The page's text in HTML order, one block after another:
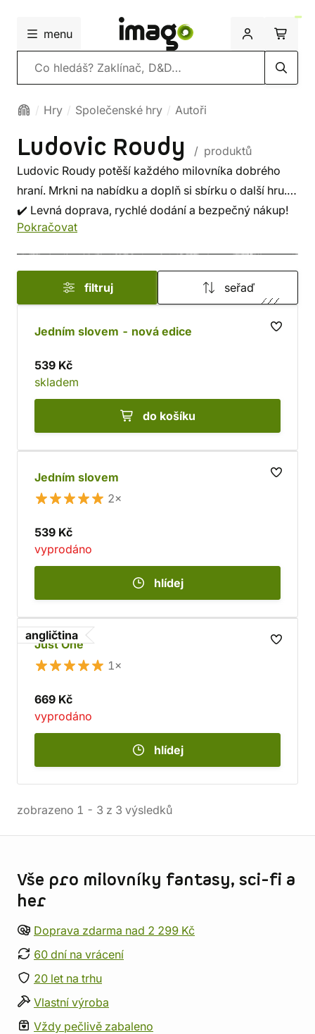
menu
Vyhledávání
Hry Společenské hry Autoři
Ludovic Roudy
/ produktů
Ludovic Roudy potěší každého milovníka dobrého
hraní. Mrkni na nabídku a doplň si sbírku o další hru.
✔️ Levná doprava, rychlé dodání a bezpečný nákup!
Pokračovat
filtruj seřaď
Jedním slovem - nová edice
539 Kč
skladem
do košíku
Jedním slovem
2×
539 Kč
vyprodáno
hlídej
angličtina
Just One
1×
669 Kč
vyprodáno
hlídej
zobrazeno 1 - 3 z 3 výsledků
Vše pro milovníky fantasy, sci-fi a
her
Doprava zdarma nad 2 299 Kč
60 dní na vrácení
20 let na trhu
Vlastní výroba
Vždy pečlivě zabaleno